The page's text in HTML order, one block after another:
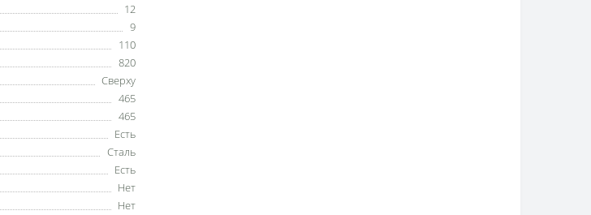
12
9
110
820
Сверху
465
465
Есть
Сталь
Есть
Нет
Нет